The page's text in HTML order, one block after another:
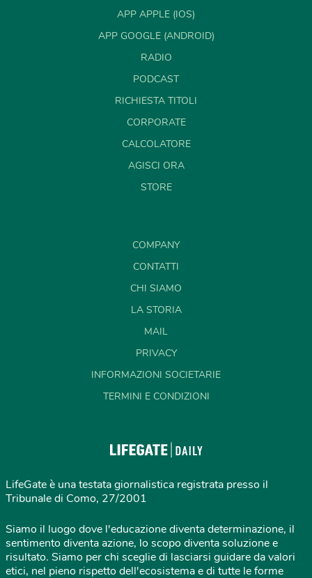
APP APPLE (IOS)
APP GOOGLE (ANDROID)
RADIO
PODCAST
RICHIESTA TITOLI
CORPORATE
CALCOLATORE
AGISCI ORA
STORE
COMPANY
CONTATTI
CHI SIAMO
LA STORIA
MAIL
PRIVACY
INFORMAZIONI SOCIETARIE
TERMINI E CONDIZIONI
LifeGate è una testata giornalistica registrata presso il
Tribunale di Como, 27/2001
Siamo il luogo dove l'educazione diventa determinazione, il
sentimento diventa azione, lo scopo diventa soluzione e
risultato. Siamo per chi sceglie di lasciarsi guidare da valori
etici, nel pieno rispetto dell'ecosistema e di tutte le forme